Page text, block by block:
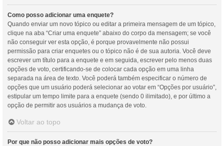
Como posso adicionar uma enquete?
Quando enviar um novo tópico ou editar a primeira mensagem de um tópico,
clique na aba “Criar uma enquete” abaixo do corpo da mensagem; se você
não conseguir ver esta opção, é porque provavelmente não possui
permissão para criar enquetes ou o tópico não é de sua autoria. Você deve
escrever um título para a enquete e em seguida, escrever pelo menos duas
opções de voto, certificando-se de colocar cada opção em uma linha
separada na área de texto. Você poderá também especificar o número de
opções que um usuário poderá selecionar ao votar em “Opções por usuário”,
estipular um tempo limite para a enquete (sendo 0 ilimitado), e por último a
opção de permitir aos usuários a mudança de voto.
Voltar ao topo
Por que não posso adicionar mais opções de voto?